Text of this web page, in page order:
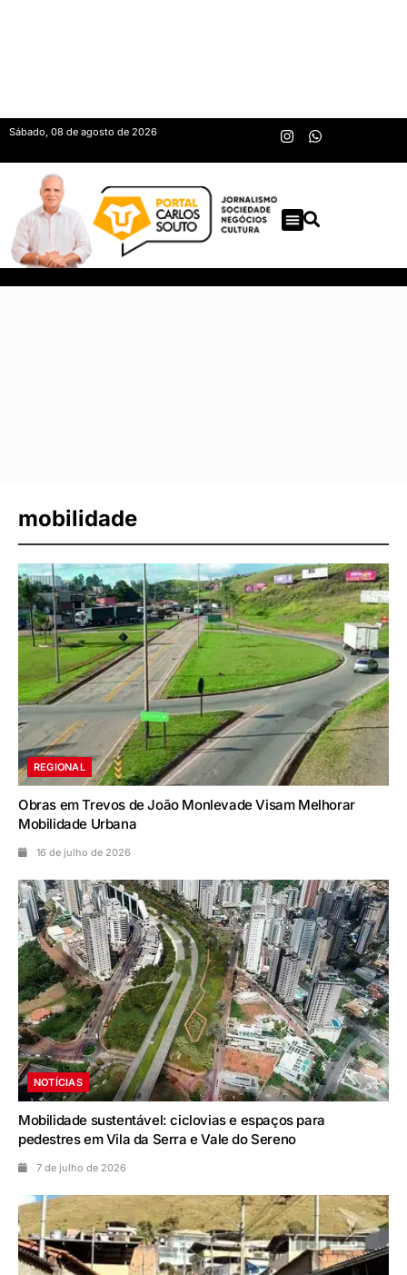
Sábado, 08 de agosto de 2026
mobilidade
REGIONAL
Obras em Trevos de João Monlevade Visam Melhorar
Mobilidade Urbana
16 de julho de 2026
NOTÍCIAS
Mobilidade sustentável: ciclovias e espaços para
pedestres em Vila da Serra e Vale do Sereno
7 de julho de 2026